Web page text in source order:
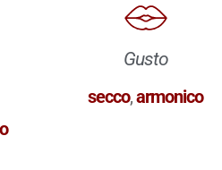
Gusto
secco,armonico